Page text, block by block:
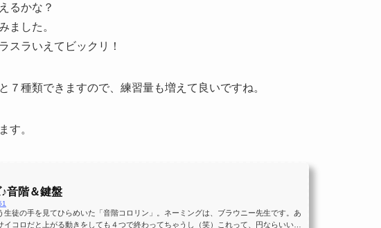
るかな？
ました。
スラいえてビックリ！
７種類できますので、練習量も増えて良いですね。
す。
音階＆鍵盤
生徒の手を見てひらめいた「音階コロリン」。ネーミングは、ブラウニー先生です。あ
イコロだと上がる動きをしても４つで終わってちゃうし（笑）これって、円ならいいの